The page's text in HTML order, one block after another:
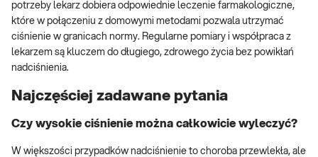
potrzeby lekarz dobiera odpowiednie leczenie farmakologiczne,
które w połączeniu z domowymi metodami pozwala utrzymać
ciśnienie w granicach normy. Regularne pomiary i współpraca z
lekarzem są kluczem do długiego, zdrowego życia bez powikłań
nadciśnienia.
Najczęściej zadawane pytania
Czy wysokie ciśnienie można całkowicie wyleczyć?
W większości przypadków nadciśnienie to choroba przewlekła, ale